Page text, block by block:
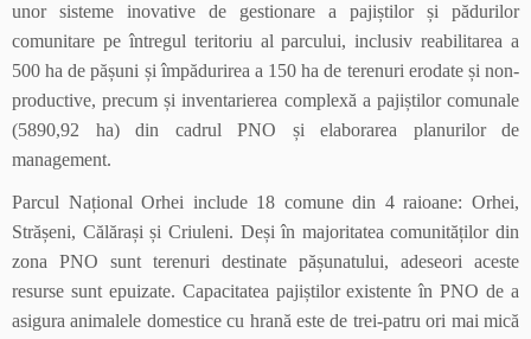
unor sisteme inovative de gestionare a pajiștilor și pădurilor
comunitare pe întregul teritoriu al parcului, inclusiv reabilitarea a
500 ha de pășuni și împădurirea a 150 ha de terenuri erodate și non-
productive, precum și inventarierea complexă a pajiștilor comunale
(5890,92 ha) din cadrul PNO și elaborarea planurilor de
management.
Parcul Național Orhei include 18 comune din 4 raioane: Orhei,
Strășeni, Călărași și Criuleni. Deși în majoritatea comunităților din
zona PNO sunt terenuri destinate pășunatului, adeseori aceste
resurse sunt epuizate. Capacitatea pajiștilor existente în PNO de a
asigura animalele domestice cu hrană este de trei-patru ori mai mică